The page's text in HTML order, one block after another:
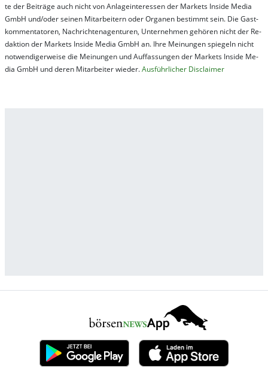
te der Bei­trä­ge auch nicht von An­la­ge­in­te­res­sen der Mar­kets In­side Me­dia
GmbH und/oder sei­nen Mit­ar­bei­tern oder Or­ga­nen be­stim­mt sein. Die Gast­
kom­men­ta­tor­en, Nach­rich­ten­ag­en­tur­en, Un­ter­neh­men ge­hör­en nicht der Re­
dak­tion der Mar­kets In­side Me­dia GmbH an. Ihre Mei­nung­en spie­geln nicht
not­wen­di­ger­wei­se die Mei­nung­en und Auf­fas­sung­en der Mar­kets In­side Me­
dia GmbH und de­ren Mit­ar­bei­ter wie­der.Aus­führ­lich­er Dis­clai­mer